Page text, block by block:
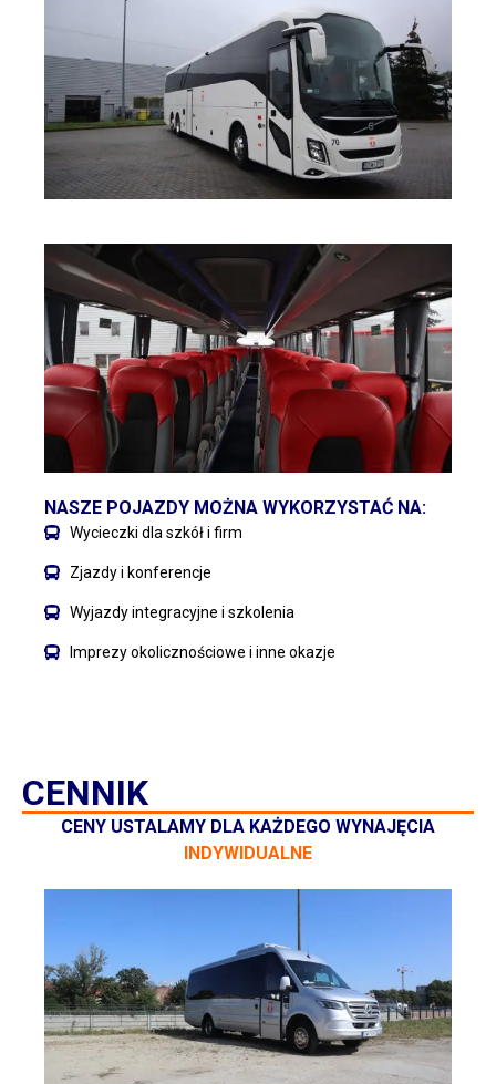
NASZE POJAZDY MOŻNA WYKORZYSTAĆ NA:
Wycieczki dla szkół i firm
Zjazdy i konferencje
Wyjazdy integracyjne i szkolenia
Imprezy okolicznościowe i inne okazje
CENNIK
CENY USTALAMY DLA KAŻDEGO WYNAJĘCIA
INDYWIDUALNE